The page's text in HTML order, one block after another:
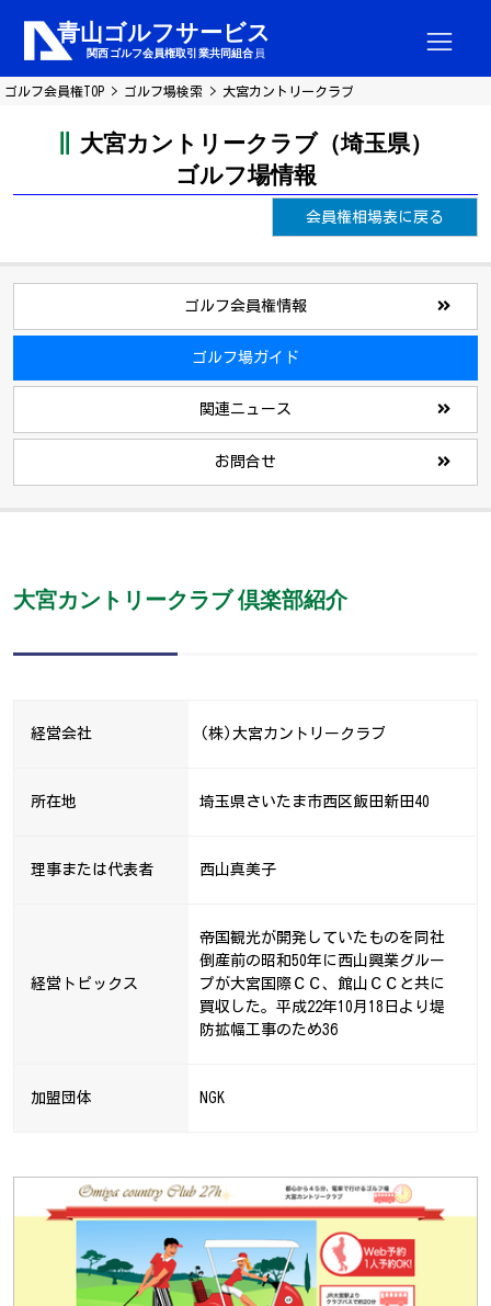
ゴルフ会員権TOP ゴルフ場検索 大宮カントリークラブ
大宮カントリークラブ（埼玉県）
ゴルフ場情報
会員権相場表に戻る
ゴルフ会員権情報
ゴルフ場ガイド
関連ニュース
お問合せ
大宮カントリークラブ 倶楽部紹介
経営会社 (株)大宮カントリークラブ
所在地 埼玉県さいたま市西区飯田新田40
理事または代表者 西山真美子
経営トピックス
帝国観光が開発していたものを同社
倒産前の昭和50年に西山興業グルー
プが大宮国際ＣＣ、館山ＣＣと共に
買収した。平成22年10月18日より堤
防拡幅工事のため36
加盟団体 NGK